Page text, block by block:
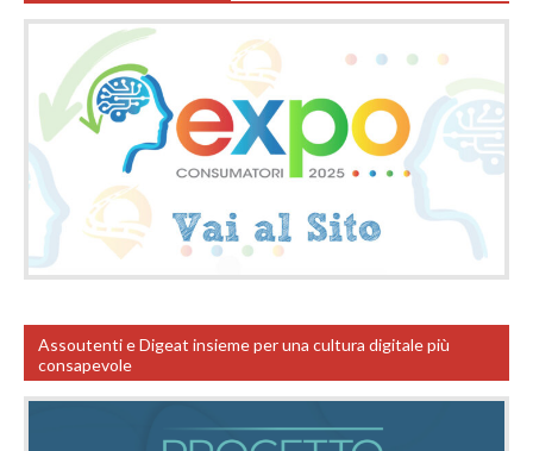
Assoutenti e Digeat insieme per una cultura digitale più
consapevole